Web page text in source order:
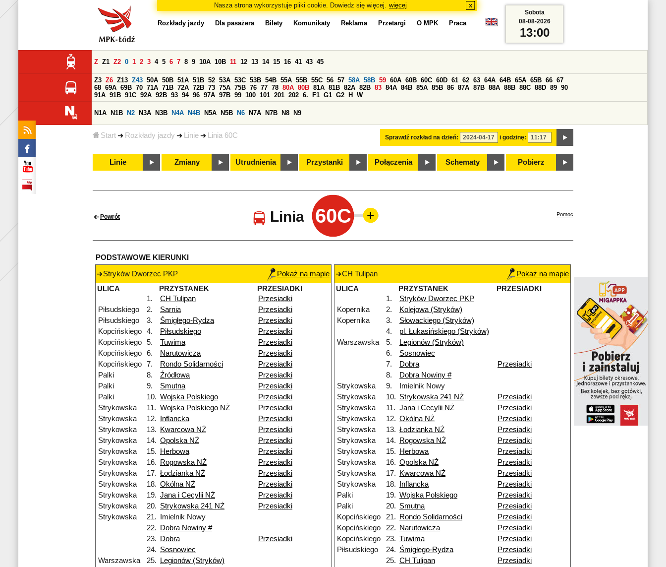
Nasza strona wykorzystuje pliki cookie. Dowiedz się więcej. więcej x
Start Rozkłady jazdy Linie Linia 60C
Rozkłady jazdy Dla pasażera Bilety Komunikaty Reklama Przetargi O MPK Praca
Sprawdź rozkład na dzień: i godzinę:
Z Z1 Z2 0 1 2 3 4 5 6 7 8 9 10A 10B 11 12 13 14 15 16 41 43 45
Z3 Z6 Z13 Z43 50A 50B 51A 51B 52 53A 53C 53B 54B 55A 55B 55C 56 57 58A 58B 59 60A 60B 60C 60D 61 62 63 64A 64B 65A 65B 66 67
68 69A 69B 70 71A 71B 72A 72B 73 75A 75B 76 77 78 80A 80B 81A 81B 82A 82B 83 84A 84B 85A 85B 86 87A 87B 88A 88B 88C 88D 89 90
91A 91B 91C 92A 92B 93 94 96 97A 97B 99 100 101 201 202 6. F1 G1 G2 H W
N1A N1B N2 N3A N3B N4A N4B N5A N5B N6 N7A N7B N8 N9
Linie Zmiany Utrudnienia Przystanki Połączenia Schematy Pobierz
Sobota
08-08-2026
13:00
Powrót Linia 60C Pomoc
PODSTAWOWE KIERUNKI
Stryków Dworzec PKP
Pokaż na mapie
ULICA
PRZYSTANEK
PRZESIADKI
1.
CH Tulipan
Przesiadki
Piłsudskiego
2. Sarnia
Przesiadki
Piłsudskiego
3. Śmigłego-Rydza
Przesiadki
Kopcińskiego
4. Piłsudskiego
Przesiadki
Kopcińskiego
5. Tuwima
Przesiadki
Kopcińskiego
6. Narutowicza
Przesiadki
Kopcińskiego
7. Rondo Solidarności
Przesiadki
Palki
8. Źródłowa
Przesiadki
Palki
9. Smutna
Przesiadki
Palki
10. Wojska Polskiego
Przesiadki
Strykowska
11. Wojska Polskiego NŻ
Przesiadki
Strykowska
12. Inflancka
Przesiadki
Strykowska
13. Kwarcowa NŻ
Przesiadki
Strykowska
14. Opolska NŻ
Przesiadki
Strykowska
15. Herbowa
Przesiadki
Strykowska
16. Rogowska NŻ
Przesiadki
Strykowska
17. Łodzianka NŻ
Przesiadki
Strykowska
18. Okólna NŻ
Przesiadki
Strykowska
19. Jana i Cecylii NŻ
Przesiadki
Strykowska
20. Strykowska 241 NŻ
Przesiadki
Strykowska
21.
Imielnik Nowy
22.
Dobra Nowiny #
23.
Dobra
Przesiadki
24. Sosnowiec
Warszawska
25.
Legionów (Stryków)
CH Tulipan
Pokaż na mapie
ULICA
PRZYSTANEK
PRZESIADKI
1.
Stryków Dworzec PKP
Kopernika
2.
Kolejowa (Stryków)
Kopernika
3.
Słowackiego (Stryków)
4.
pl. Łukasińskiego (Stryków)
Warszawska
5.
Legionów (Stryków)
6.
Sosnowiec
7.
Dobra
Przesiadki
8.
Dobra Nowiny #
Strykowska
9.
Imielnik Nowy
Strykowska
10. Strykowska 241 NŻ
Przesiadki
Strykowska
11. Jana i Cecylii NŻ
Przesiadki
Strykowska
12. Okólna NŻ
Przesiadki
Strykowska
13. Łodzianka NŻ
Przesiadki
Strykowska
14. Rogowska NŻ
Przesiadki
Strykowska
15. Herbowa
Przesiadki
Strykowska
16. Opolska NŻ
Przesiadki
Strykowska
17. Kwarcowa NŻ
Przesiadki
Strykowska
18. Inflancka
Przesiadki
Palki
19. Wojska Polskiego
Przesiadki
Palki
20. Smutna
Przesiadki
Kopcińskiego
21. Rondo Solidarności
Przesiadki
Kopcińskiego
22. Narutowicza
Przesiadki
Kopcińskiego
23. Tuwima
Przesiadki
Piłsudskiego
24. Śmigłego-Rydza
Przesiadki
25. CH Tulipan
Przesiadki